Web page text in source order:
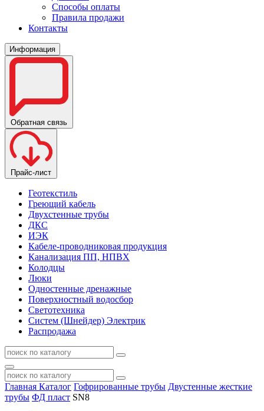
Способы оплаты
Правила продажи
Контакты
Информация
Обратная связь
Прайс-лист
Геотекстиль
Греющий кабель
Двухстенные трубы
ДКС
ИЭК
Кабеле-проводниковая продукция
Канализация ПП, НПВХ
Колодцы
Люки
Одностенные дренажные
Поверхностный водосбор
Светотехника
Систем (Шнейдер) Электрик
Распродажа
Главная Каталог Гофрированные трубы Двустенные жесткие
трубы ФД пласт SN8